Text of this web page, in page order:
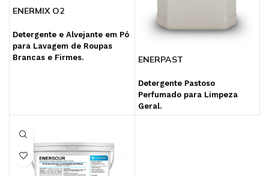
ENERMIX O2
Detergente e Alvejante em Pó
para Lavagem de Roupas
Brancas e Firmes.
ENERPAST
Detergente Pastoso
Perfumado para Limpeza
Geral.